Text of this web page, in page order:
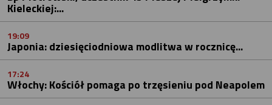
Kieleckiej:...
19:09
Japonia: dziesięciodniowa modlitwa w rocznicę...
17:24
Włochy: Kościół pomaga po trzęsieniu pod Neapolem